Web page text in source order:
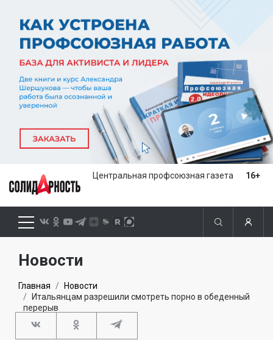
Центральная профсоюзная газета 16+
Новости
Главная
Новости
Итальянцам разрешили смотреть порно в обеденный
перерыв